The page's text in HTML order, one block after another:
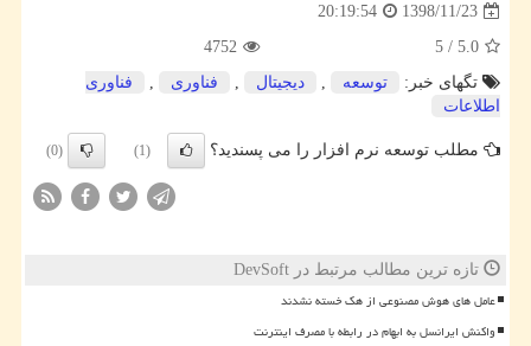
1398/11/23
20:19:54
5.0
/
5
4752
تگهای خبر:
توسعه , دیجیتال , فناوری ,
فناوری
اطلاعات
مطلب توسعه نرم افزار را می پسندید؟ (1)
(0)
تازه ترین مطالب مرتبط در DevSoft
عامل های هوش مصنوعی از هک خسته نشدند
واکنش ایرانسل به ابهام در رابطه با مصرف اینترنت